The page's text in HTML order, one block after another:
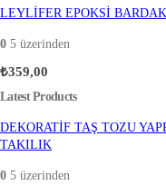
LEYLİFER EPOKSİ
0 5 üzerinden
₺359,00
Latest Products
DEKORATİF TAŞ TOZU
TAKILIK
0 5 üzerinden